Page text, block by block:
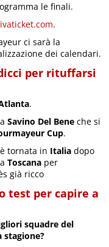
le finali.
.
ci sarà la
dei calendari.
per rituffarsi
.
Savino Del Bene che si
Cup.
è tornata in Italia dopo
Toscana per
già ricco
test per capire a
squadre del
stagione?